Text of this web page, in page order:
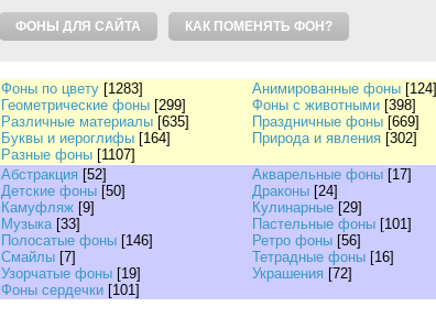
ФОНЫ ДЛЯ САЙТА КАК ПОМЕНЯТЬ ФОН?
Фоны по цвету [1283] Анимированные фоны [124]
Геометрические фоны [299] Фоны с животными [398]
Различные материалы [635] Праздничные фоны [669]
Буквы и иероглифы [164] Природа и явления [302]
Разные фоны [1107]
Абстракция [52] Акварельные фоны [17]
Детские фоны [50] Драконы [24]
Камуфляж [9] Кулинарные [29]
Музыка [33] Пастельные фоны [101]
Полосатые фоны [146] Ретро фоны [56]
Смайлы [7] Тетрадные фоны [16]
Узорчатые фоны [19] Украшения [72]
Фоны сердечки [101]